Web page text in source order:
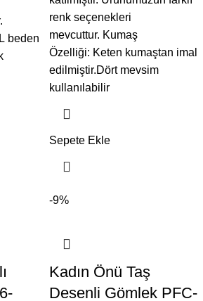
beden
renk seçenekleri
mevcuttur. Kumaş
Özelliği: Keten kumaştan imal
edilmiştir.Dört mevsim
kullanılabilir
Sepete Ekle
-9%
Kadın Önü Taş
Desenli Gömlek PFC-